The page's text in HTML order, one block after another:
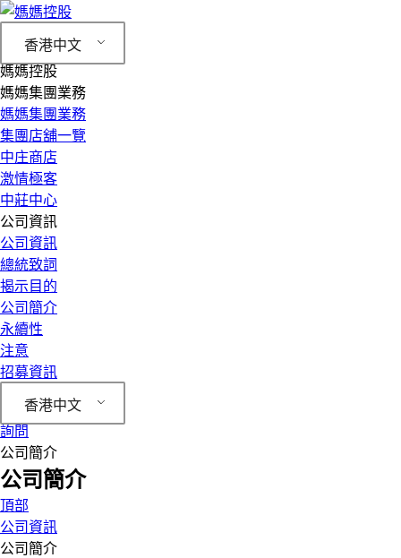
香港中文
媽媽控股
媽媽集團業務
媽媽集團業務
集團店舖一覽
中庄商店
激情極客
中莊中心
公司資訊
公司資訊
總統致詞
揭示目的
公司簡介
永續性
注意
招募資訊
香港中文
詢問
公司簡介
公司簡介
頂部
公司資訊
公司簡介